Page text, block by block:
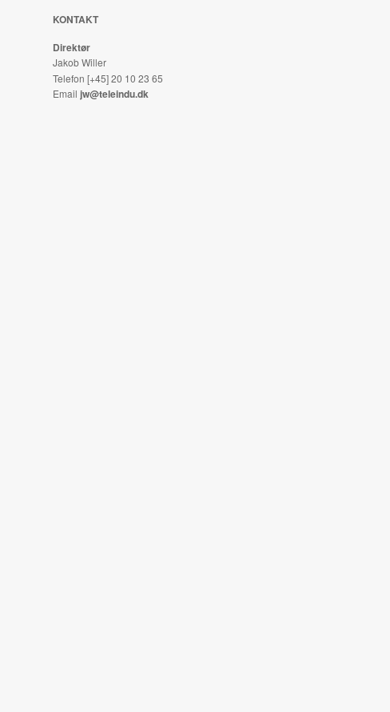
KONTAKT
Direktør
Jakob Willer
Telefon [+45] 20 10 23 65
Email jw@teleindu.dk